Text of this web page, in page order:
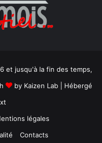
et jusqu'à la fin des temps,
by Kaizen Lab | Hébergé
légales
Contacts